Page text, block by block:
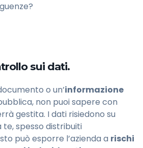
sui dati.
o un’informazione
non puoi sapere con
gestita. I dati risiedono su
spesso distribuiti
può esporre l’azienda a rischi